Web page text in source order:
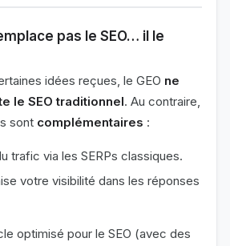
pas le SEO… il le
idées reçues, le GEO ne
le SEO traditionnel. Au contraire,
sont complémentaires :
trafic via les SERPs classiques.
votre visibilité dans les réponses
optimisé pour le SEO (avec des